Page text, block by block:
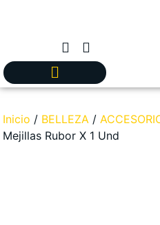
Inicio / BELLEZA /
Mejillas Rubor X 1 Und